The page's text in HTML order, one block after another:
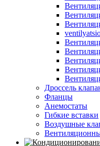
Дроссель
Фланцы
Анемостаты
Гибкие вставки
Воздушные